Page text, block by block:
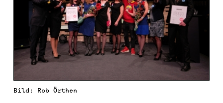
Bild: Rob Örthen